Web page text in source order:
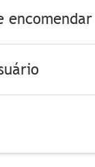
encomendar